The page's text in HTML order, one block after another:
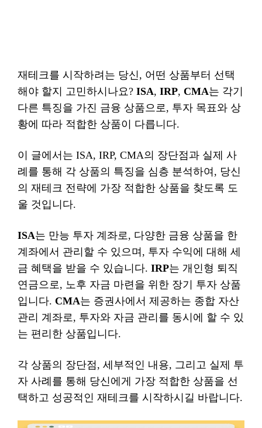
재테크를 시작하려는 당신, 어떤 상품부터 선택
해야 할지 고민하시나요? ISA, IRP, CMA는 각기
다른 특징을 가진 금융 상품으로, 투자 목표와 상
황에 따라 적합한 상품이 다릅니다.
이 글에서는 ISA, IRP, CMA의 장단점과 실제 사
례를 통해 각 상품의 특징을 심층 분석하여, 당신
의 재테크 전략에 가장 적합한 상품을 찾도록 도
울 것입니다.
ISA는 만능 투자 계좌로, 다양한 금융 상품을 한
계좌에서 관리할 수 있으며, 투자 수익에 대해 세
금 혜택을 받을 수 있습니다. IRP는 개인형 퇴직
연금으로, 노후 자금 마련을 위한 장기 투자 상품
입니다. CMA는 증권사에서 제공하는 종합 자산
관리 계좌로, 투자와 자금 관리를 동시에 할 수 있
는 편리한 상품입니다.
각 상품의 장단점, 세부적인 내용, 그리고 실제 투
자 사례를 통해 당신에게 가장 적합한 상품을 선
택하고 성공적인 재테크를 시작하시길 바랍니다.